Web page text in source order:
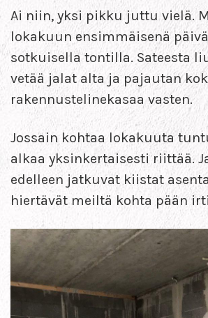
Ai niin, yksi pikku juttu vielä.
lokakuun ensimmäisenä
sotkuisella tontilla. Sateesta
vetää jalat alta ja pajautan
rakennustelinekasaa vasten.
Jossain kohtaa lokakuuta
alkaa yksinkertaisesti riittää.
edelleen jatkuvat kiistat
hiertävät meiltä kohta pään